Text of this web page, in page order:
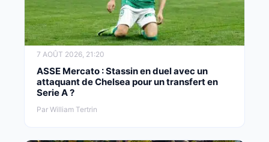
7 AOÛT 2026, 21:20
ASSE Mercato : Stassin en duel avec un
attaquant de Chelsea pour un transfert en
Serie A ?
Par William Tertrin